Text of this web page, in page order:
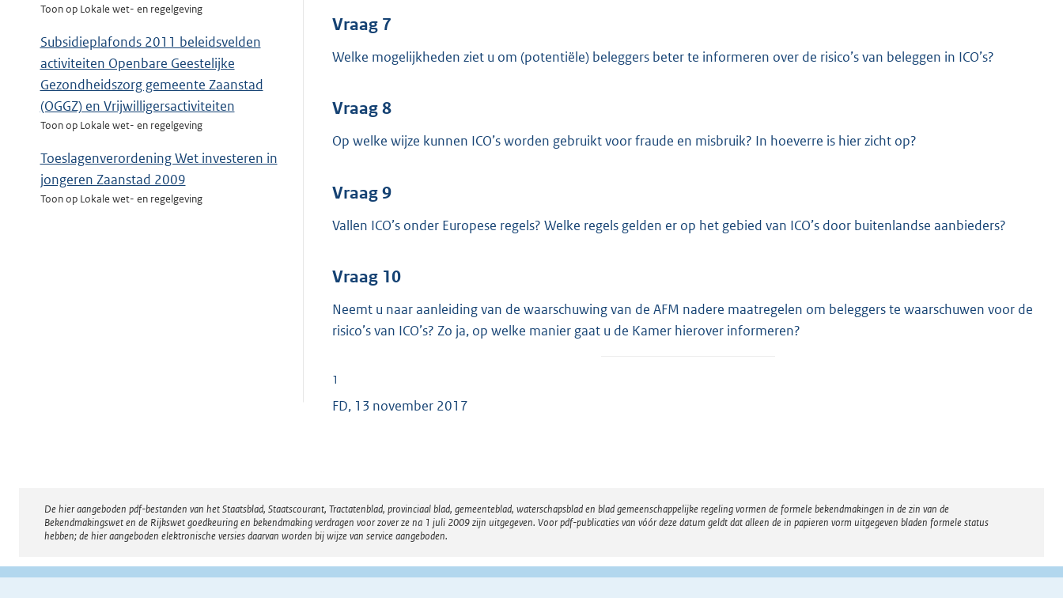
Toon op Lokale wet- en regelgeving
Subsidieplafonds 2011 beleidsvelden
activiteiten Openbare Geestelijke
Gezondheidszorg gemeente Zaanstad
(OGGZ) en Vrijwilligersactiviteiten
Toon op Lokale wet- en regelgeving
Toeslagenverordening Wet investeren in
jongeren Zaanstad 2009
Toon op Lokale wet- en regelgeving
Vraag 7
Welke mogelijkheden ziet u om (potentiële) beleggers beter te informeren over de risico’s van beleggen in ICO’s?
Vraag 8
Op welke wijze kunnen ICO’s worden gebruikt voor fraude en misbruik? In hoeverre is hier zicht op?
Vraag 9
Vallen ICO’s onder Europese regels? Welke regels gelden er op het gebied van ICO’s door buitenlandse aanbieders?
Vraag 10
Neemt u naar aanleiding van de waarschuwing van de AFM nadere maatregelen om beleggers te waarschuwen voor de
risico’s van ICO’s? Zo ja, op welke manier gaat u de Kamer hierover informeren?
1
FD, 13 november 2017
Disclaimer
De hier aangeboden pdf-bestanden van het Staatsblad, Staatscourant, Tractatenblad, provinciaal blad, gemeenteblad, waterschapsblad en blad gemeenschappelijke regeling vormen de formele bekendmakingen in de zin van de
Bekendmakingswet en de Rijkswet goedkeuring en bekendmaking verdragen voor zover ze na 1 juli 2009 zijn uitgegeven. Voor pdf-publicaties van vóór deze datum geldt dat alleen de in papieren vorm uitgegeven bladen formele status
hebben; de hier aangeboden elektronische versies daarvan worden bij wijze van service aangeboden.